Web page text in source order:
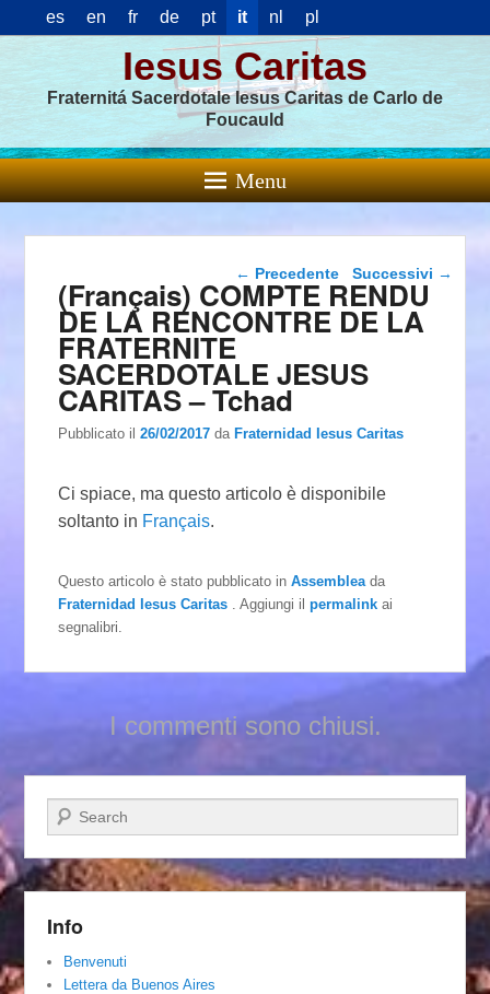
es en fr de pt it nl pl
Iesus Caritas
Fraternitá Sacerdotale Iesus Caritas de Carlo de
Foucauld
Menu
Navigazione articolo
← Precedente Successivi →
(Français) COMPTE RENDU
DE LA RENCONTRE DE LA
FRATERNITE
SACERDOTALE JESUS
CARITAS – Tchad
Pubblicato il26/02/2017 daFraternidad Iesus Caritas
Ci spiace, ma questo articolo è disponibile
soltanto in Français.
Questo articolo è stato pubblicato inAssemblea da
Fraternidad Iesus Caritas
. Aggiungi ilpermalink ai
segnalibri.
I commenti sono chiusi.
Cerca
Info
Benvenuti
Lettera da Buenos Aires